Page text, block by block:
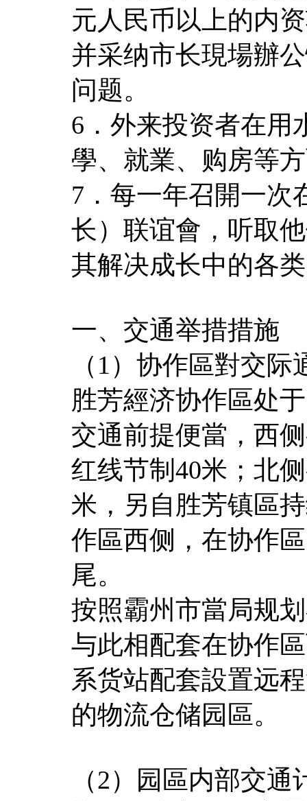
元人民币以上的内
并采纳市长現場辦
问题。
6．外来投资者在用
學、就業、购房等
7．每一年召開一次
长）联谊會，听取
其解决成长中的各
一、交通举措措施
（1）协作區對交际
胜芳經济协作區处
交通前提便當，西
红线节制40米；北
米，另自胜芳镇區
作區西侧，在协作
尾。
按照霸州市當局规
与此相配套在协作
系货站配套設置远
的物流仓储园區。
（2）园區内部交通